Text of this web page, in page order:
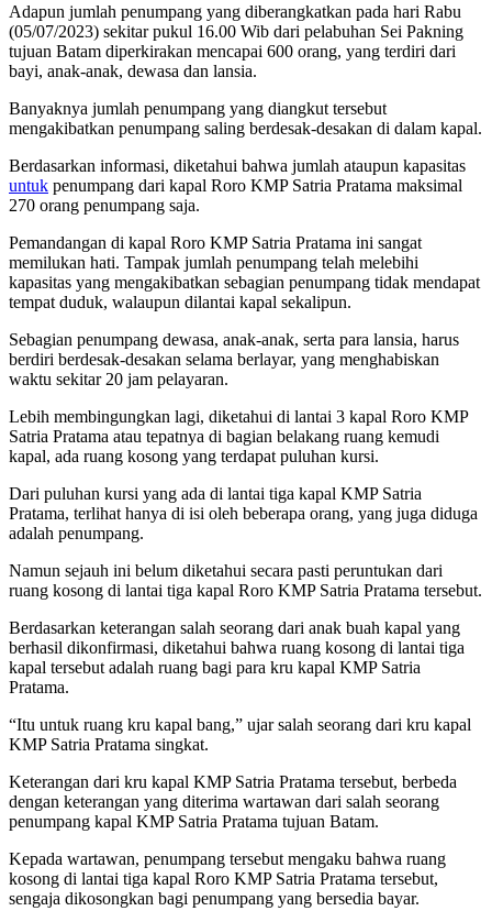
Adapun jumlah penumpang yang diberangkatkan pada hari Rabu
(05/07/2023) sekitar pukul 16.00 Wib dari pelabuhan Sei Pakning
tujuan Batam diperkirakan mencapai 600 orang, yang terdiri dari
bayi, anak-anak, dewasa dan lansia.
Banyaknya jumlah penumpang yang diangkut tersebut
mengakibatkan penumpang saling berdesak-desakan di dalam kapal.
Berdasarkan informasi, diketahui bahwa jumlah ataupun kapasitas
untuk penumpang dari kapal Roro KMP Satria Pratama maksimal
270 orang penumpang saja.
Pemandangan di kapal Roro KMP Satria Pratama ini sangat
memilukan hati. Tampak jumlah penumpang telah melebihi
kapasitas yang mengakibatkan sebagian penumpang tidak mendapat
tempat duduk, walaupun dilantai kapal sekalipun.
Sebagian penumpang dewasa, anak-anak, serta para lansia, harus
berdiri berdesak-desakan selama berlayar, yang menghabiskan
waktu sekitar 20 jam pelayaran.
Lebih membingungkan lagi, diketahui di lantai 3 kapal Roro KMP
Satria Pratama atau tepatnya di bagian belakang ruang kemudi
kapal, ada ruang kosong yang terdapat puluhan kursi.
Dari puluhan kursi yang ada di lantai tiga kapal KMP Satria
Pratama, terlihat hanya di isi oleh beberapa orang, yang juga diduga
adalah penumpang.
Namun sejauh ini belum diketahui secara pasti peruntukan dari
ruang kosong di lantai tiga kapal Roro KMP Satria Pratama tersebut.
Berdasarkan keterangan salah seorang dari anak buah kapal yang
berhasil dikonfirmasi, diketahui bahwa ruang kosong di lantai tiga
kapal tersebut adalah ruang bagi para kru kapal KMP Satria
Pratama.
“Itu untuk ruang kru kapal bang,” ujar salah seorang dari kru kapal
KMP Satria Pratama singkat.
Keterangan dari kru kapal KMP Satria Pratama tersebut, berbeda
dengan keterangan yang diterima wartawan dari salah seorang
penumpang kapal KMP Satria Pratama tujuan Batam.
Kepada wartawan, penumpang tersebut mengaku bahwa ruang
kosong di lantai tiga kapal Roro KMP Satria Pratama tersebut,
sengaja dikosongkan bagi penumpang yang bersedia bayar.